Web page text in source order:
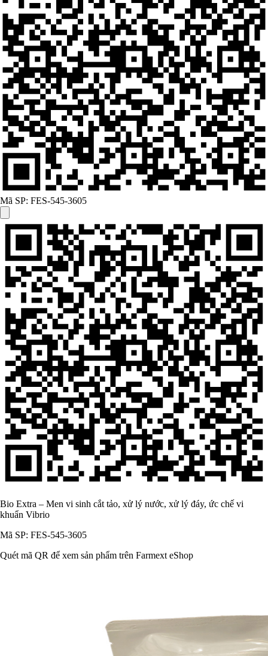
Mã SP: FES-545-3605
Bio Extra – Men vi sinh cắt tảo, xử lý nước, xử lý đáy, ức chế vi
khuẩn Vibrio
Mã SP: FES-545-3605
Quét mã QR để xem sản phẩm trên Farmext eShop